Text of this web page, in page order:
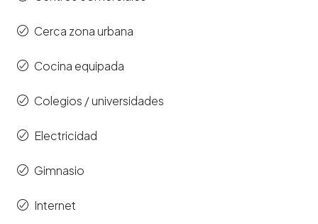
Cerca zona urbana
Cocina equipada
Colegios / universidades
Electricidad
Gimnasio
Internet